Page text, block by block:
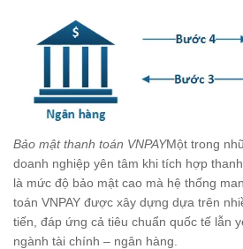
Bảo mật thanh toán VNPAYMột trong
doanh nghiệp yên tâm khi tích hợp
là mức độ bảo mật cao mà hệ thống
toán VNPAY được xây dựng dựa trên
tiến, đáp ứng cả tiêu chuẩn quốc tế lẫn
ngành tài chính – ngân hàng.